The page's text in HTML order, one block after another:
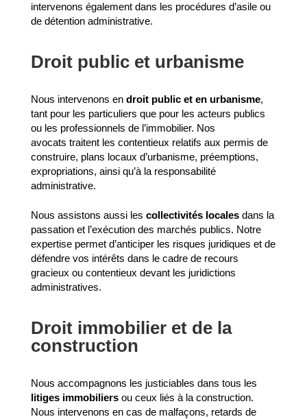
intervenons également dans les procédures d’asile ou
de détention administrative.
Droit public et urbanisme
Nous intervenons en droit public et en urbanisme,
tant pour les particuliers que pour les acteurs publics
ou les professionnels de l’immobilier. Nos
avocats traitent les contentieux relatifs aux permis de
construire, plans locaux d’urbanisme, préemptions,
expropriations, ainsi qu’à la responsabilité
administrative.
Nous assistons aussi les collectivités localesdans la
passation et l’exécution des marchés publics. Notre
expertise permet d’anticiper les risques juridiques et de
défendre vos intérêts dans le cadre de recours
gracieux ou contentieux devant les juridictions
administratives.
Droit immobilier et de la
construction
Nous accompagnons les justiciables dans tous les
litiges immobiliersou ceux liés à la construction.
Nous intervenons en cas de malfaçons, retards de